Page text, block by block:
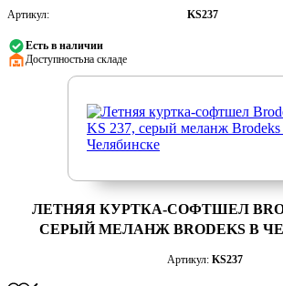
Артикул: KS237
Есть в наличии
Доступность:на складе
ЛЕТНЯЯ КУРТКА-СОФТШЕЛ
СЕРЫЙ МЕЛАНЖ BRODEKS В
Артикул: KS237